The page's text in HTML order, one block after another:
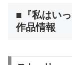
■『私はい
作品情報